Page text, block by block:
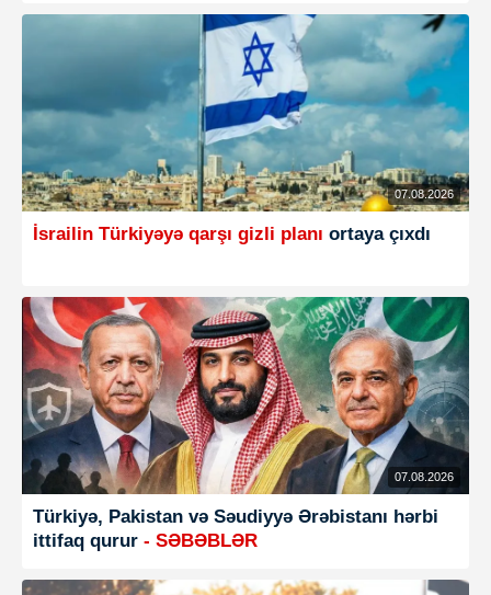
07.08.2026
İsrailin Türkiyəyə qarşı gizli planı ortaya çıxdı
07.08.2026
Türkiyə, Pakistan və Səudiyyə Ərəbistanı hərbi
ittifaq qurur - SƏBƏBLƏR